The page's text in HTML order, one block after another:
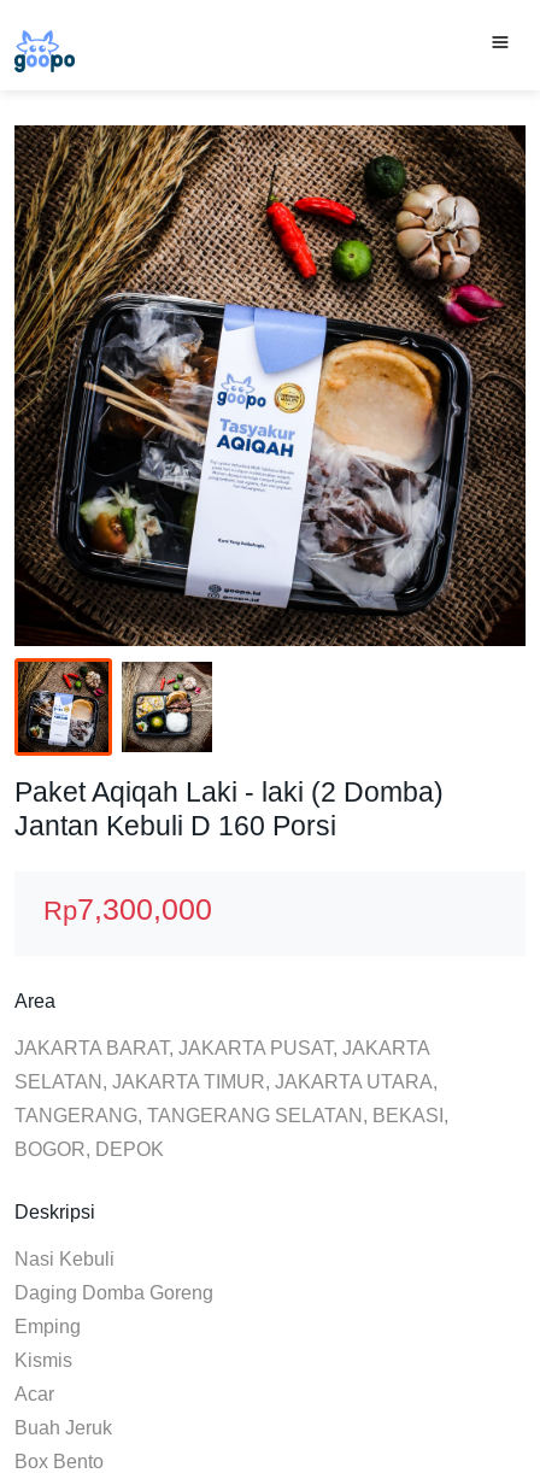
Paket Aqiqah Laki - laki (2 Domba)
Jantan Kebuli D 160 Porsi
Rp7,300,000
Area
JAKARTA BARAT, JAKARTA PUSAT, JAKARTA
SELATAN, JAKARTA TIMUR, JAKARTA UTARA,
TANGERANG, TANGERANG SELATAN, BEKASI,
BOGOR, DEPOK
Deskripsi
Nasi Kebuli
Daging Domba Goreng
Emping
Kismis
Acar
Buah Jeruk
Box Bento